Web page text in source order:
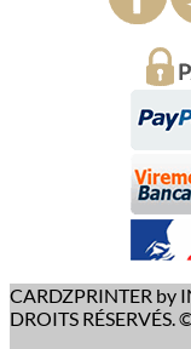
CARDZPRINTER by
DROITS RÉSERVÉS.